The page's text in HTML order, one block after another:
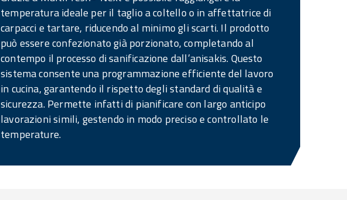
temperatura ideale per il taglio a coltello o in affettatrice di
carpacci e tartare, riducendo al minimo gli scarti. Il prodotto
può essere confezionato già porzionato, completando al
contempo il processo di sanificazione dall’anisakis. Questo
sistema consente una programmazione efficiente del lavoro
in cucina, garantendo il rispetto degli standard di qualità e
sicurezza. Permette infatti di pianificare con largo anticipo
lavorazioni simili, gestendo in modo preciso e controllato le
temperature.